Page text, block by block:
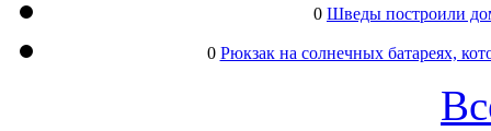
0 Шведы построили
0 Рюкзак на солнечных батареях,